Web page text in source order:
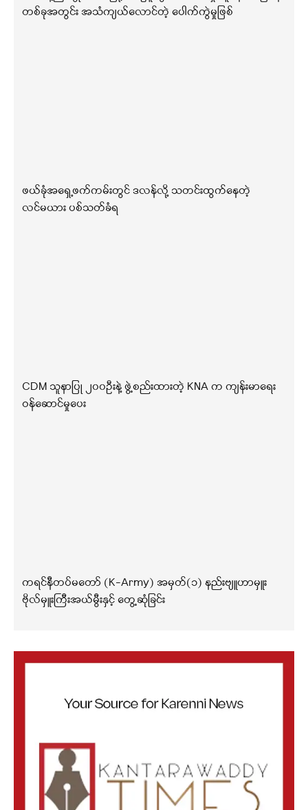
တစ်ခုအတွင်း အသံကျယ်လောင်တဲ့ ပေါက်ကွဲမှုဖြစ်
ဖယ်ခုံအရှေ့ဖက်ကမ်းတွင် ဒလန်လို့ သတင်းထွက်နေတဲ့
လင်မယား ပစ်သတ်ခံရ
CDM သူနာပြု ၂၀၀ဦးနဲ့ ဖွဲ့စည်းထားတဲ့ KNA က ကျန်းမာရေး
ဝန်ဆောင်မှုပေး
ကရင်နီတပ်မတော် (K-Army) အမှတ်(၁) နည်းဗျူဟာမှူး
ဗိုလ်မှူးကြီးအယ်မွီးနှင့် တွေ့ဆုံခြင်း